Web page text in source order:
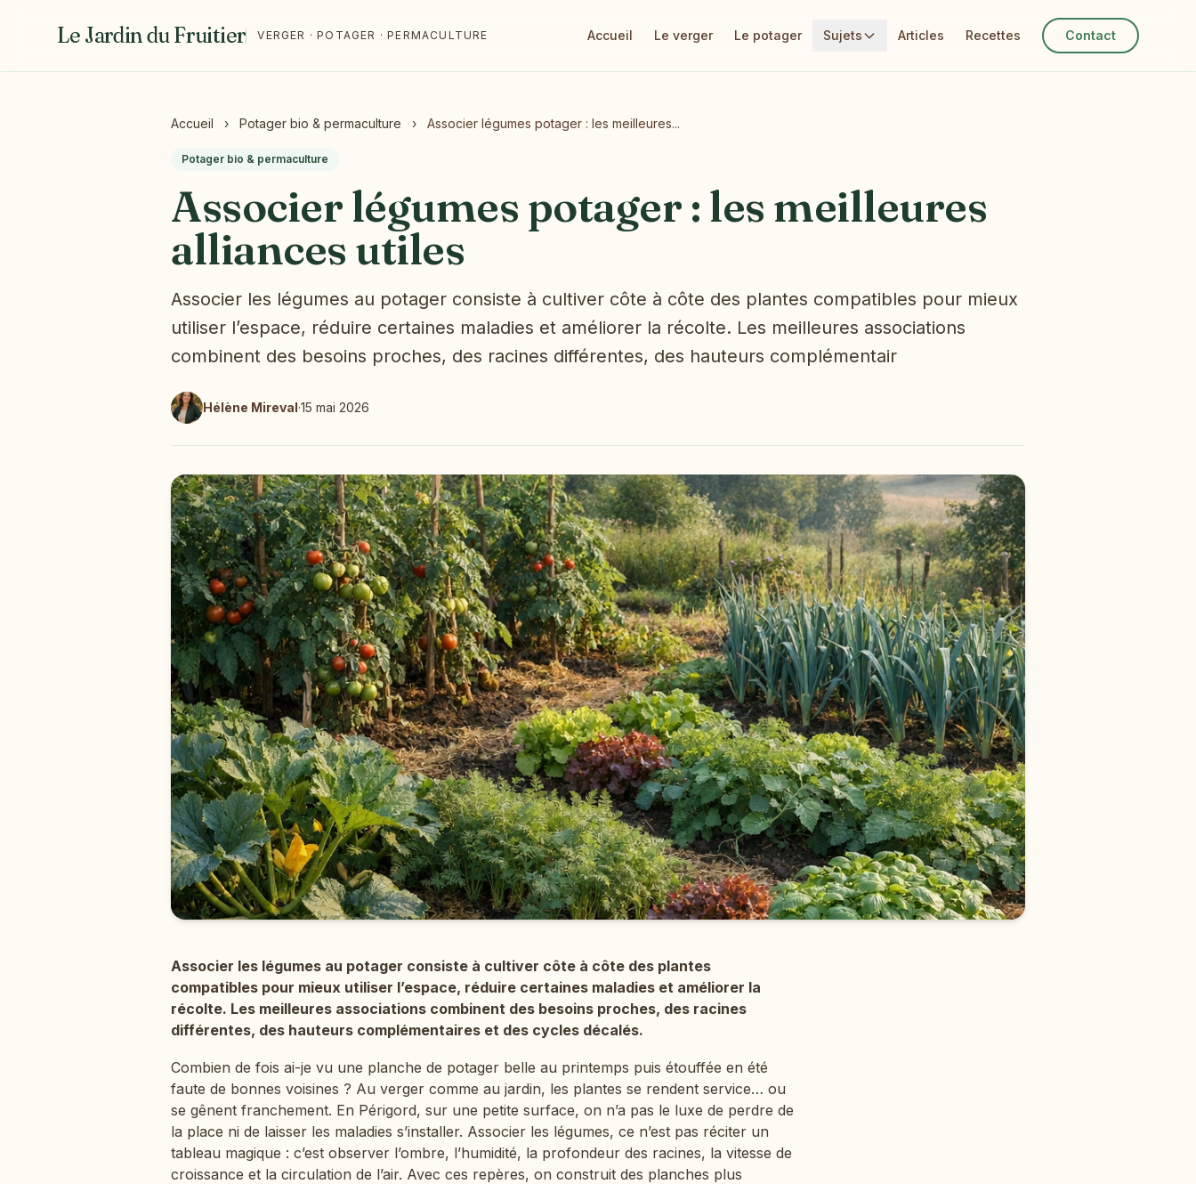
Le Jardin du Fruitier VERGER · POTAGER · PERMACULTURE Accueil Le verger Le potager Sujets Articles Recettes Contact
Accueil › Potager bio & permaculture › Associer légumes potager : les meilleures...
Potager bio & permaculture
Associer légumes potager : les meilleures
alliances utiles
Associer les légumes au potager consiste à cultiver côte à côte des plantes compatibles pour mieux
utiliser l’espace, réduire certaines maladies et améliorer la récolte. Les meilleures associations
combinent des besoins proches, des racines différentes, des hauteurs complémentair
Hélène Mireval·15 mai 2026
Associer les légumes au potager consiste à cultiver côte à côte des plantes
compatibles pour mieux utiliser l’espace, réduire certaines maladies et améliorer la
récolte. Les meilleures associations combinent des besoins proches, des racines
différentes, des hauteurs complémentaires et des cycles décalés.
Combien de fois ai-je vu une planche de potager belle au printemps puis étouffée en été
faute de bonnes voisines ? Au verger comme au jardin, les plantes se rendent service… ou
se gênent franchement. En Périgord, sur une petite surface, on n’a pas le luxe de perdre de
la place ni de laisser les maladies s’installer. Associer les légumes, ce n’est pas réciter un
tableau magique : c’est observer l’ombre, l’humidité, la profondeur des racines, la vitesse de
croissance et la circulation de l’air. Avec ces repères, on construit des planches plus